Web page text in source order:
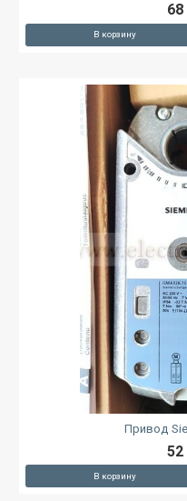
68
В корзину
Привод
52
В корзину